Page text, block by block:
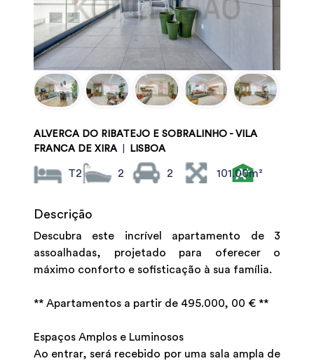
ALVERCA DO RIBATEJO E SOBRALINHO - VILA
FRANCA DE XIRA
LISBOA
T2 2 2 101.00m²
Descrição
Descubra este incrível apartamento de 3
assoalhadas, projetado para oferecer o
máximo conforto e sofisticação à sua família.
** Apartamentos a partir de 495.000, 00 € **
Espaços Amplos e Luminosos
Ao entrar, será recebido por uma sala ampla de